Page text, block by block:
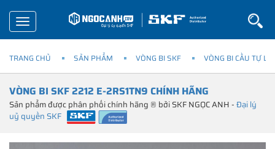
Toggle
navigation
TRANG CHỦ SẢN PHẨM VÒNG BI SKF VÒNG BI CẦU TỰ
VÒNG BI SKF 2212 E-2RS1TN9 CHÍNH HÃNG
Sản phẩm được phân phối chính hãng ® bởi SKF NGỌC ANH -Đại lý
uỷ quyền SKF